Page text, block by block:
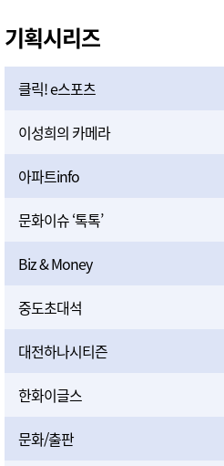
기획시리즈
클릭! e스포츠
이성희의 카메라
아파트info
문화이슈 ‘톡톡’
Biz & Money
중도초대석
대전하나시티즌
한화이글스
문화/출판